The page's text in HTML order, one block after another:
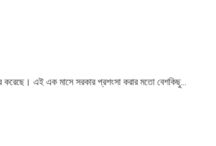
করেছে। এই এক মাসে সরকার প্রশংসা করার মতো বেশকিছু...